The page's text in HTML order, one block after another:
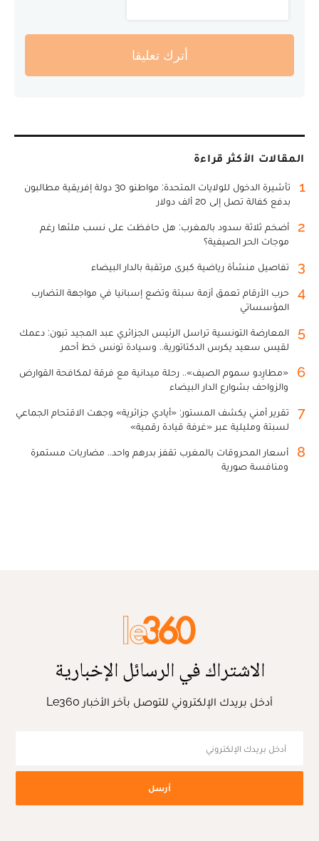
أترك تعليقا
المقالات الأكثر قراءة
1
تأشيرة الدخول للولايات المتحدة: مواطنو 30 دولة إفريقية مطالبون
بدفع كفالة تصل إلى 20 ألف دولار
2
أضخم ثلاثة سدود بالمغرب: هل حافظت على نسب ملئها رغم
موجات الحر الصيفية؟
3 تفاصيل منشأة رياضية كبرى مرتقبة بالدار البيضاء
4
حرب الأرقام تعمق أزمة سبتة وتضع إسبانيا في مواجهة التضارب
المؤسساتي
5
المعارضة التونسية تراسل الرئيس الجزائري عبد المجيد تبون: دعمك
لقيس سعيد يكرس الدكتاتورية.. وسيادة تونس خط أحمر
6
«مطارِدو سموم الصيف».. رحلة ميدانية مع فرقة لمكافحة القوارض
والزواحف بشوارع الدار البيضاء
7
تقرير أمني يكشف المستور: «أيادي جزائرية» وجهت الاقتحام الجماعي
لسبتة ومليلية عبر «غرفة قيادة رقمية»
8
أسعار المحروقات بالمغرب تقفز بدرهم واحد.. مضاربات مستمرة
ومنافسة صورية
الاشتراك في الرسائل الإخبارية
أدخل بريدك الإلكتروني للتوصل بآخر الأخبار Le360
أرسل